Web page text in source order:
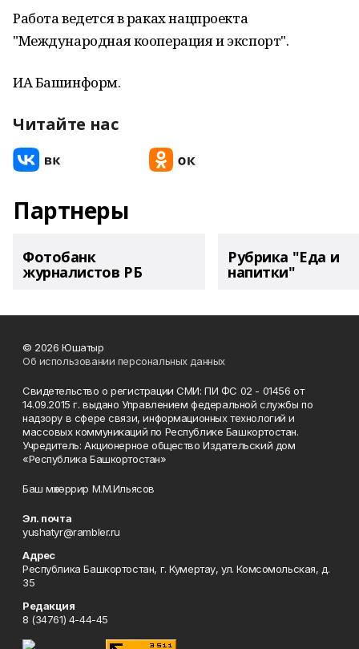
Работа ведется в раках нацпроекта
"Международная кооперация и экспорт".
ИА Башинформ.
Читайте нас
Партнеры
Фотобанк
журналистов РБ
Рубрика "Еда и
напитки"
© 2026 Юшатыр
Об использовании персональных данных
Свидетельство о регистрации СМИ: ПИ ФС 02 - 01456 от
14.09.2015 г. выдано Управлением федеральной службы по
надзору в сфере связи, информационных технологий и
массовых коммуникаций по Республике Башкортостан.
Учредитель: Акционерное общество Издательский дом
«Республика Башкортостан»
Баш мөхәррир М.М.Ильясов
Эл. почта
yushatyr@rambler.ru
Адрес
Республика Башкортостан, г. Кумертау, ул. Комсомольская, д.
35
Редакция
8 (34761) 4-44-45